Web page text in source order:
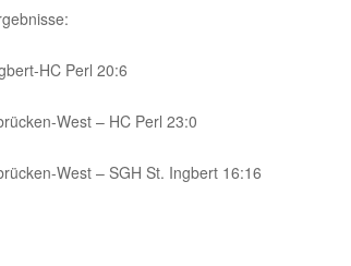
HC Perl 20:6
West – HC Perl 23:0
West – SGH St. Ingbert 16:16